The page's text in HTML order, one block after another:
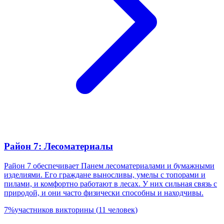
Район 7: Лесоматериалы
Район 7 обеспечивает Панем лесоматериалами и бумажными
изделиями. Его граждане выносливы, умелы с топорами и
пилами, и комфортно работают в лесах. У них сильная связь с
природой, и они часто физически способны и находчивы.
7%участников викторины (11 человек)